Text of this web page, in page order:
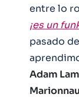
entre lo
¡es un
pasado
Adam